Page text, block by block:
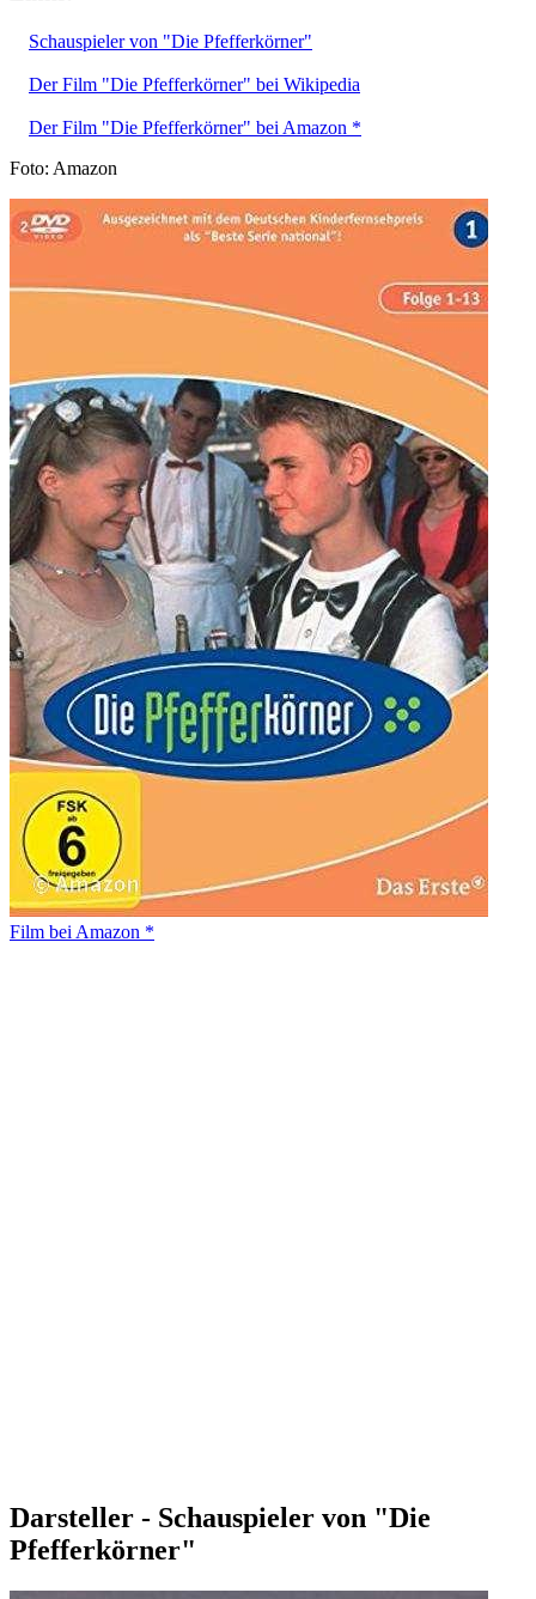
Schauspieler von "Die Pfefferkörner"
Der Film "Die Pfefferkörner" bei Wikipedia
Der Film "Die Pfefferkörner" bei Amazon *
Foto: Amazon
Film bei Amazon *
Darsteller - Schauspieler von "Die
Pfefferkörner"